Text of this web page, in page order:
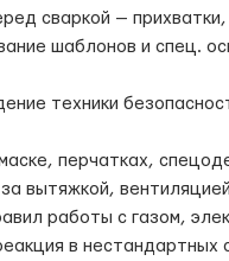
сваркой —
шаблонов и спец.
техники
перчатках,
вытяжкой, вентиляцией
работы с газом,
в нестандартных